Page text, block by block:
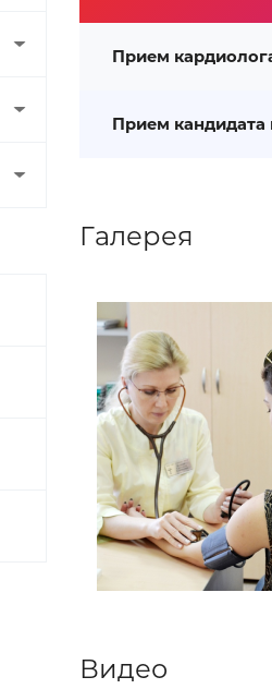
Прием
Прием
Галерея
Видео